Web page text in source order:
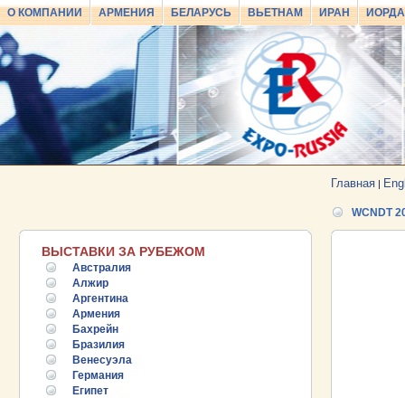
О КОМПАНИИ АРМЕНИЯ БЕЛАРУСЬ ВЬЕТНАМ ИРАН
Главная |
ВЫСТАВКИ ЗА РУБЕЖОМ
Австралия
Алжир
Аргентина
Армения
Бахрейн
Бразилия
Венесуэла
Германия
Египет
WCNDT